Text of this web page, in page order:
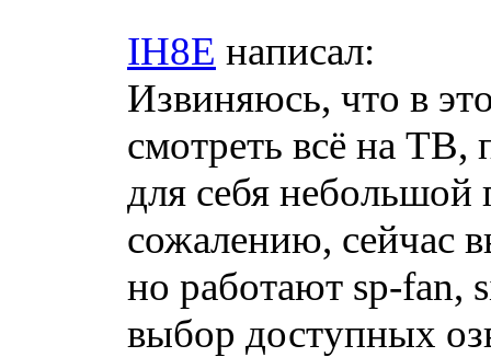
IH8E написал:
Извиняюсь, что в
смотреть всё на ТВ,
для себя
сожалению, сейчас
но работают sp-fan,
выбор доступных